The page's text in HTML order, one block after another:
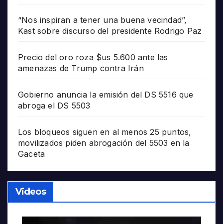
“Nos inspiran a tener una buena vecindad”,
Kast sobre discurso del presidente Rodrigo Paz
Precio del oro roza $us 5.600 ante las
amenazas de Trump contra Irán
Gobierno anuncia la emisión del DS 5516 que
abroga el DS 5503
Los bloqueos siguen en al menos 25 puntos,
movilizados piden abrogación del 5503 en la
Gaceta
Videos